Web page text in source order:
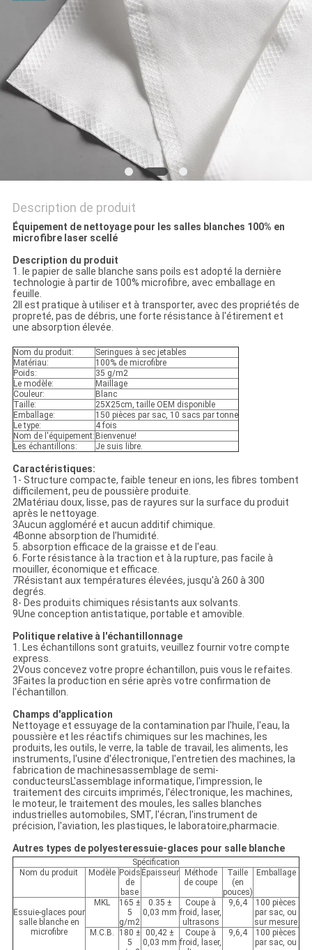
PLAN
DU
SITE
PRIVACY
Description de produit
Équipement de nettoyage pour les salles blanches 100% en
microfibre laser scellé
Description du produit
1. le papier de salle blanche sans poils est adopté la dernière
technologie à partir de 100% microfibre, avec emballage en
feuille.
2Il est pratique à utiliser et à transporter, avec des propriétés de
propreté, pas de débris, une forte résistance à l'étirement et
une absorption élevée.
Nom du produit:
Seringues à sec jetables
Matériau:
100% de microfibre
Poids:
35 g/m2
Le modèle:
Maillage
Couleur:
Blanc
Taille:
25X25cm, taille OEM disponible
Emballage:
150 pièces par sac, 10 sacs par tonne
Le type:
4 fois
Nom de l'équipement: Bienvenue!
Les échantillons:
Je suis libre.
Caractéristiques:
1- Structure compacte, faible teneur en ions, les fibres tombent
difficilement, peu de poussière produite.
2Matériau doux, lisse, pas de rayures sur la surface du produit
après le nettoyage.
3Aucun aggloméré et aucun additif chimique.
4Bonne absorption de l'humidité.
5. absorption efficace de la graisse et de l'eau.
6. Forte résistance à la traction et à la rupture, pas facile à
mouiller, économique et efficace.
7Résistant aux températures élevées, jusqu'à 260 à 300
degrés.
8- Des produits chimiques résistants aux solvants.
9Une conception antistatique, portable et amovible.
Politique relative à l'échantillonnage
1. Les échantillons sont gratuits, veuillez fournir votre compte
express.
2Vous concevez votre propre échantillon, puis vous le refaites.
3Faites la production en série après votre confirmation de
l'échantillon.
Champs d'application
Nettoyage et essuyage de la contamination par l'huile, l'eau, la
poussière et les réactifs chimiques sur les machines, les
produits, les outils, le verre, la table de travail, les aliments, les
instruments, l'usine d'électronique, l'entretien des machines, la
fabrication de machinesassemblage de semi-
conducteursL'assemblage informatique, l'impression, le
traitement des circuits imprimés, l'électronique, les machines,
le moteur, le traitement des moules, les salles blanches
industrielles automobiles, SMT, l'écran, l'instrument de
précision, l'aviation, les plastiques, le laboratoire,pharmacie.
Autres types de polyesteressuie-glaces pour salle blanche
Spécification
Nom du produit
Modèle Poids
de
base
Épaisseur
Méthode
de coupe
Taille
(en
pouces)
Emballage
Essuie-glaces pour
salle blanche en
microfibre
MKL
165 ±
5
g/m2
0.35 ±
0,03 mm
Coupe à
froid, laser,
ultrasons
9,6,4
100 pièces
par sac, ou
sur mesure
M.C.B.
180 ±
5
00,42 ±
0,03 mm
Coupe à
froid, laser,
9,6,4
100 pièces
par sac, ou